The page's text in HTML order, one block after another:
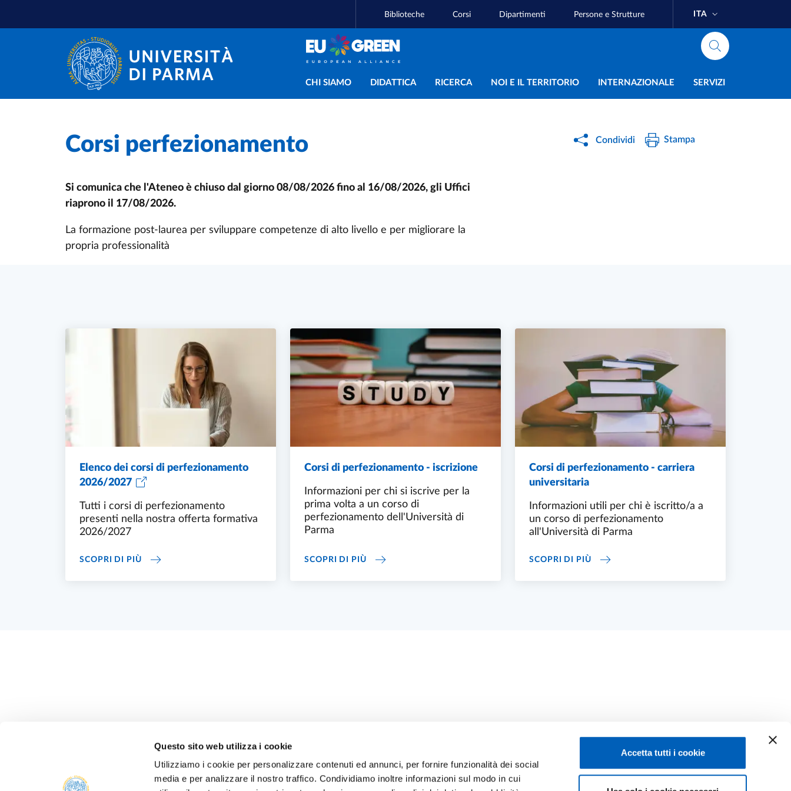
Questo sito web utilizza i cookie
Utilizziamo i cookie per personalizzare contenuti ed annunci, per fornire funzionalità dei social
media e per analizzare il nostro traffico. Condividiamo inoltre informazioni sul modo in cui
Accetta tutti i cookie
Biblioteche Corsi Dipartimenti Persone e Strutture ITA
Navigazione principale
CHI SIAMO DIDATTICA RICERCA NOI E IL TERRITORIO INTERNAZIONALE SERVIZI
Home
Corsi perfezionamento
Si comunica che l'Ateneo è chiuso dal giorno 08/08/2026 fino al 16/08/2026, gli Uffici
riaprono il 17/08/2026.
La formazione post-laurea per sviluppare competenze di alto livello e per migliorare la
propria professionalità
Condividi Stampa
Elenco dei corsi di perfezionamento
2026/2027
Tutti i corsi di perfezionamento
presenti nella nostra offerta formativa
2026/2027
SCOPRI DI PIÙELENCO DEI CORSI DI PERFEZIONAMENTO 2026/2027
Corsi di perfezionamento - iscrizione
Informazioni per chi si iscrive per la
prima volta a un corso di
perfezionamento dell'Università di
Parma
SCOPRI DI PIÙCORSI DI PERFEZIONAMENTO - ISCRIZIONE
Corsi di perfezionamento - carriera
universitaria
Informazioni utili per chi è iscritto/a a
un corso di perfezionamento
all'Università di Parma
SCOPRI DI PIÙCORSI DI PERFEZIONAMENTO - CARRIERA
Facebook Linkedin